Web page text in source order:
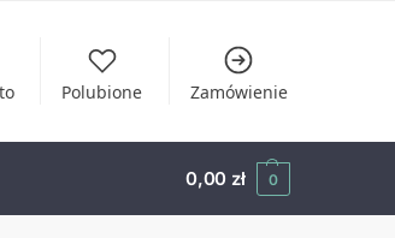
Polubione Zamówienie
0,00 zł 0